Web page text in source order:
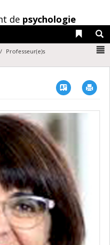
de psychologie
Liens
Professeur(e)s
Vcard